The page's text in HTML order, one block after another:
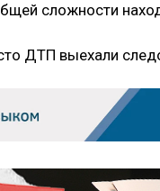
сложности
ДТП выехали